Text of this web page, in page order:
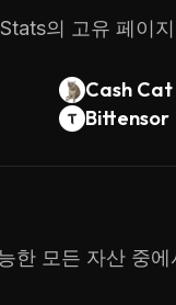
의 고유 페이
Cash Cat
Bittensor
한 모든 자산 중